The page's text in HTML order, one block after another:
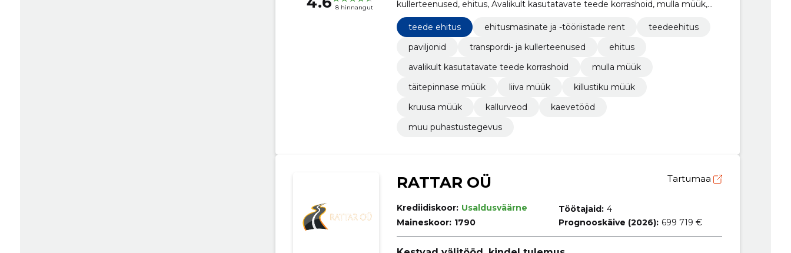
8 hinnangut
kullerteenused, ehitus, Avalikult kasutatavate teede korrashoid, mulla müük,
täitepinnase müük, liiva müük, killustiku müük
teede ehitus
ehitusmasinate ja -tööriistade rent
teedeehitus
paviljonid
transpordi- ja kullerteenused
ehitus
avalikult kasutatavate teede korrashoid
mulla müük
täitepinnase müük
liiva müük
killustiku müük
kruusa müük
kallurveod
kaevetööd
muu puhastustegevus
RATTAR OÜ Tartumaa
Krediidiskoor: Usaldusväärne
Maineskoor: 1790
Töötajaid: 4
Prognooskäive (2026): 699 719 €